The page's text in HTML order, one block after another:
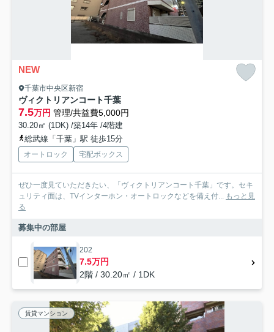
NEW
千葉市中央区新宿
ヴィクトリアンコート千葉
7.5万円 管理/共益費5,000円
30.20㎡ (1DK) /築14年 /4階建
総武線「千葉」駅 徒歩15分
オートロック 宅配ボックス
ぜひ一度見ていただきたい、「ヴィクトリアンコート千葉」です。セキ
ュリティ面は、TVインターホン・オートロックなどを備え付...
もっと見
る
募集中の部屋
202
7.5万円
2階 / 30.20㎡ / 1DK
賃貸マンション